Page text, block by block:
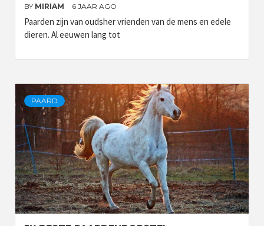
BY MIRIAM 6 JAAR AGO
Paarden zijn van oudsher vrienden van de mens en edele
dieren. Al eeuwen lang tot
PAARD